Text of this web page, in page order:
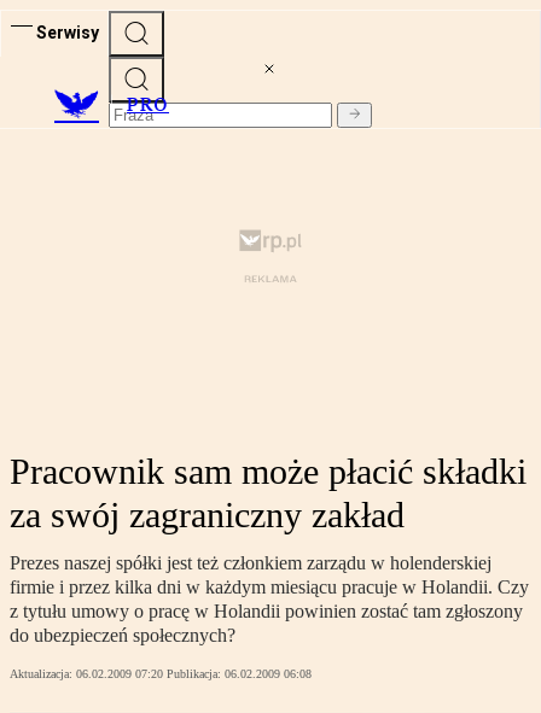
Serwisy
PRO
Pracownik sam może płacić składki
za swój zagraniczny zakład
Prezes naszej spółki jest też członkiem zarządu w holenderskiej
firmie i przez kilka dni w każdym miesiącu pracuje w Holandii. Czy
z tytułu umowy o pracę w Holandii powinien zostać tam zgłoszony
do ubezpieczeń społecznych?
Aktualizacja: 06.02.2009 07:20 Publikacja: 06.02.2009 06:08